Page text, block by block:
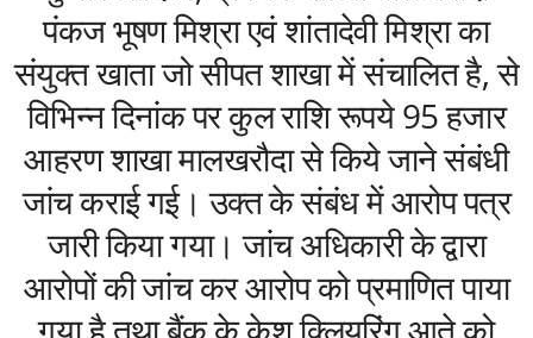
पंकज भूषण मिश्रा एवं शांतादेवी मिश्रा का
संयुक्त खाता जो सीपत शाखा में संचालित है, से
विभिन्न दिनांक पर कुल राशि रूपये 95 हजार
आहरण शाखा मालखरौदा से किये जाने संबंधी
जांच कराई गई। उक्त के संबंध में आरोप पत्र
जारी किया गया। जांच अधिकारी के द्वारा
आरोपों की जांच कर आरोप को प्रमाणित पाया